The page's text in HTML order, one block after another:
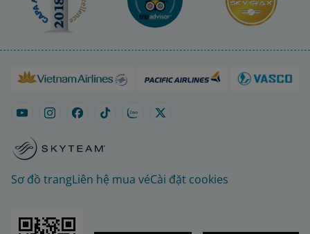
Sơ đồ trangLiên hệ mua véCài đặt cookies